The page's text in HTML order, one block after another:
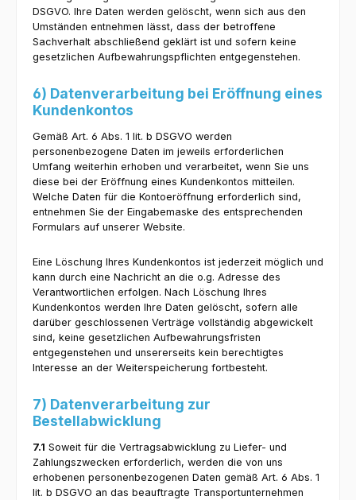
DSGVO. Ihre Daten werden gelöscht, wenn sich aus den
Umständen entnehmen lässt, dass der betroffene
Sachverhalt abschließend geklärt ist und sofern keine
gesetzlichen Aufbewahrungspflichten entgegenstehen.
6) Datenverarbeitung bei Eröffnung eines
Kundenkontos
Gemäß Art. 6 Abs. 1 lit. b DSGVO werden
personenbezogene Daten im jeweils erforderlichen
Umfang weiterhin erhoben und verarbeitet, wenn Sie uns
diese bei der Eröffnung eines Kundenkontos mitteilen.
Welche Daten für die Kontoeröffnung erforderlich sind,
entnehmen Sie der Eingabemaske des entsprechenden
Formulars auf unserer Website.
Eine Löschung Ihres Kundenkontos ist jederzeit möglich und
kann durch eine Nachricht an die o.g. Adresse des
Verantwortlichen erfolgen. Nach Löschung Ihres
Kundenkontos werden Ihre Daten gelöscht, sofern alle
darüber geschlossenen Verträge vollständig abgewickelt
sind, keine gesetzlichen Aufbewahrungsfristen
entgegenstehen und unsererseits kein berechtigtes
Interesse an der Weiterspeicherung fortbesteht.
7) Datenverarbeitung zur
Bestellabwicklung
7.1 Soweit für die Vertragsabwicklung zu Liefer- und
Zahlungszwecken erforderlich, werden die von uns
erhobenen personenbezogenen Daten gemäß Art. 6 Abs. 1
lit. b DSGVO an das beauftragte Transportunternehmen